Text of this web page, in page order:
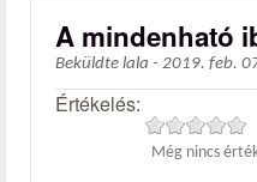
A mindenható
Beküldte lala - 2019. feb.
Értékelés:
Még nincs